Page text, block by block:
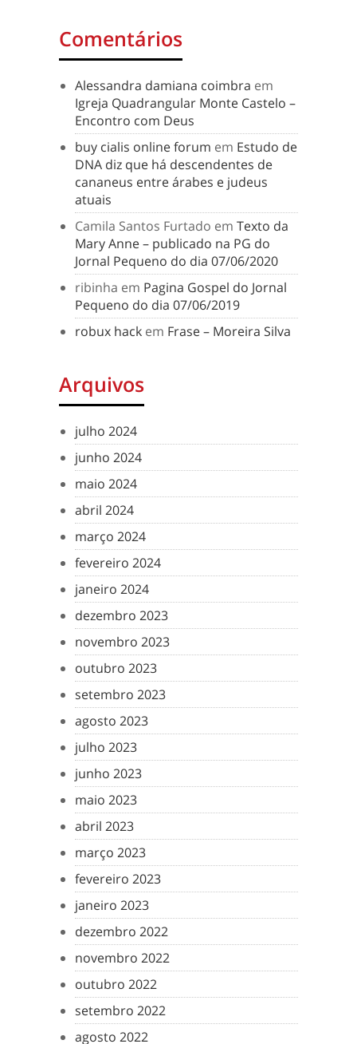
Comentários
Alessandra damiana coimbra em
Igreja Quadrangular Monte Castelo –
Encontro com Deus
buy cialis online forum em Estudo de
DNA diz que há descendentes de
cananeus entre árabes e judeus
atuais
Camila Santos Furtado em Texto da
Mary Anne – publicado na PG do
Jornal Pequeno do dia 07/06/2020
ribinha em Pagina Gospel do Jornal
Pequeno do dia 07/06/2019
robux hack em Frase – Moreira Silva
Arquivos
julho 2024
junho 2024
maio 2024
abril 2024
março 2024
fevereiro 2024
janeiro 2024
dezembro 2023
novembro 2023
outubro 2023
setembro 2023
agosto 2023
julho 2023
junho 2023
maio 2023
abril 2023
março 2023
fevereiro 2023
janeiro 2023
dezembro 2022
novembro 2022
outubro 2022
setembro 2022
agosto 2022